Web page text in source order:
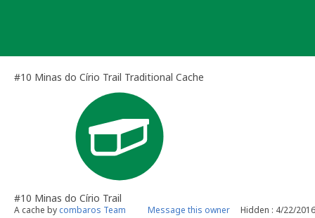
#10 Minas do Círio Trail Traditional Cache
#10 Minas do Círio Trail
A cache by combaros Team Message this owner Hidden : 4/22/2016